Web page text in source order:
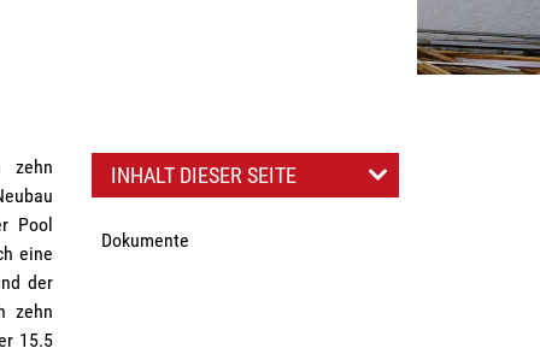
INHALT DIESER SEITE
Dokumente
zehn
Pool
eine
der
zehn
15.5